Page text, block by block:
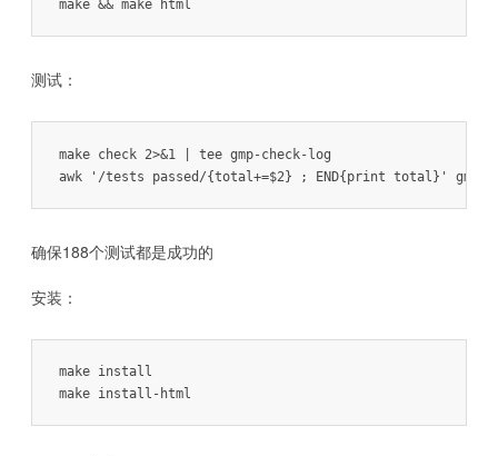
make && make html
测试：
make check 2>&1 | tee gmp-check-log
awk '/tests passed/{total+=$2} ; END{print total}' gmp-
确保188个测试都是成功的
安装：
make install
make install-html